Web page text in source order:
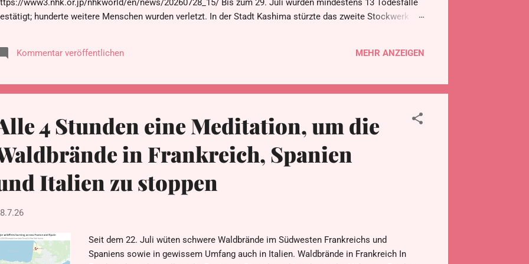
www3.nhk.or.jp/nhkworld/en/news/20260728_15/ Bis zum 29. Juli wurden mindestens 13 Todesfälle
hunderte weitere Menschen wurden verletzt. In der Stadt Kashima stürzte das zweite Stockwerk
beschädigt worden war. Bei dem Vorfall wurden mindestens drei Todesopfer bestätigt; mehrere
Menschen sind noch immer im Inneren des Komplexes eingeschlossen.
stürzte ein, wobei fünf Menschen ums Leben kamen und einige weitere unter den Trümmern
der...
Kommentar veröffentlichen MEHR ANZEIGEN
4 Stunden eine Meditation, um die
in Frankreich, Spanien
Italien zu stoppen
Seit dem 22. Juli wüten schwere Waldbrände im Südwesten Frankreichs und
Spaniens sowie in gewissem Umfang auch in Italien. Waldbrände in Frankreich In